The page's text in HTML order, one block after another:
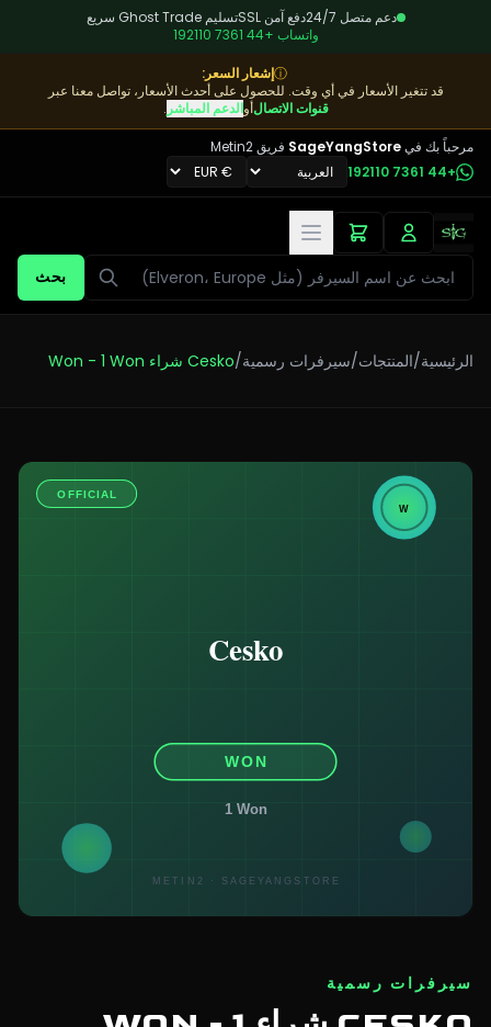
دعم متصل 24/7 دفع آمن SSL
تسليم Ghost Trade سريع
واتساب +44 7361 192110
ⓘإشعار السعر:
قد تتغير الأسعار في أي وقت. للحصول على أحدث الأسعار، تواصل معنا عبر
قنوات الاتصالأوالدعم المباشر .
مرحباً بك فيSageYangStore فريق Metin2
+44 7361 192110
بحث بحث
الرئيسية/المنتجات/سيرفرات رسمية/Cesko شراء Won - 1 Won
سيرفرات رسمية